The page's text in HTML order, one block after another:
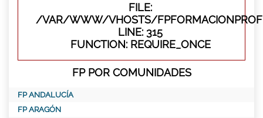
FILE:
/VAR/WWW/VHOSTS/
LINE: 315
FUNCTION: REQUIRE_ONCE
FP POR COMUNIDADES
FP ANDALUCÍA
FP ARAGÓN